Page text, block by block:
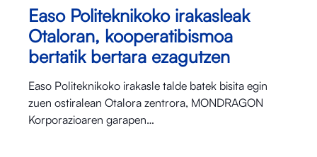
Easo Politeknikoko irakasleak
Otaloran, kooperatibismoa
bertatik bertara ezagutzen
Easo Politeknikoko irakasle talde batek bisita egin
zuen ostiralean Otalora⁠ zentrora, MONDRAGON
Korporazioaren garapen…